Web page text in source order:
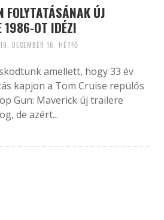
FOLYTATÁSÁNAK ÚJ
1986-OT IDÉZI
DECEMBER 16. HÉTFŐ
amellett, hogy 33 év
kapjon a Tom Cruise repülős
Gun: Maverick új trailere
de azért...